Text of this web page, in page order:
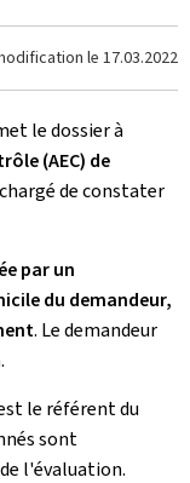
le 17.03.2022
le dossier à
(AEC) de
de constater
par un
du demandeur,
. Le demandeur
le référent du
sont
l'évaluation.